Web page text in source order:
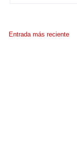
Entrada más reciente